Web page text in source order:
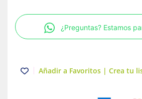
Lt
Blanco
Acri
¿Preguntas? Estamos
Añadir a Favoritos | Crea tu